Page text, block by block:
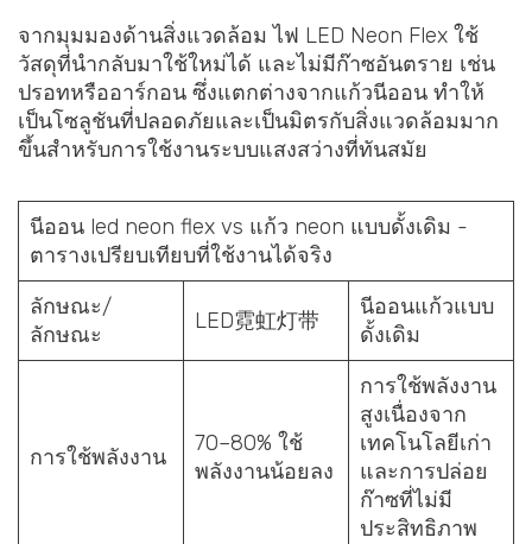
จากมุมมองด้านสิ่งแวดล้อม ไฟ LED Neon Flex ใช้
วัสดุที่นำกลับมาใช้ใหม่ได้ และไม่มีก๊าซอันตราย เช่น
ปรอทหรืออาร์กอน ซึ่งแตกต่างจากแก้วนีออน ทำให้
เป็นโซลูชันที่ปลอดภัยและเป็นมิตรกับสิ่งแวดล้อมมาก
ขึ้นสำหรับการใช้งานระบบแสงสว่างที่ทันสมัย
นีออน led neon flex vs แก้ว neon แบบดั้งเดิม -
ตารางเปรียบเทียบที่ใช้งานได้จริง
ลักษณะ/
ลักษณะ
LED霓虹灯带
นีออนแก้วแบบ
ดั้งเดิม
การใช้พลังงาน
70–80% ใช้
พลังงานน้อยลง
การใช้พลังงาน
สูงเนื่องจาก
เทคโนโลยีเก่า
และการปล่อย
ก๊าซที่ไม่มี
ประสิทธิภาพ